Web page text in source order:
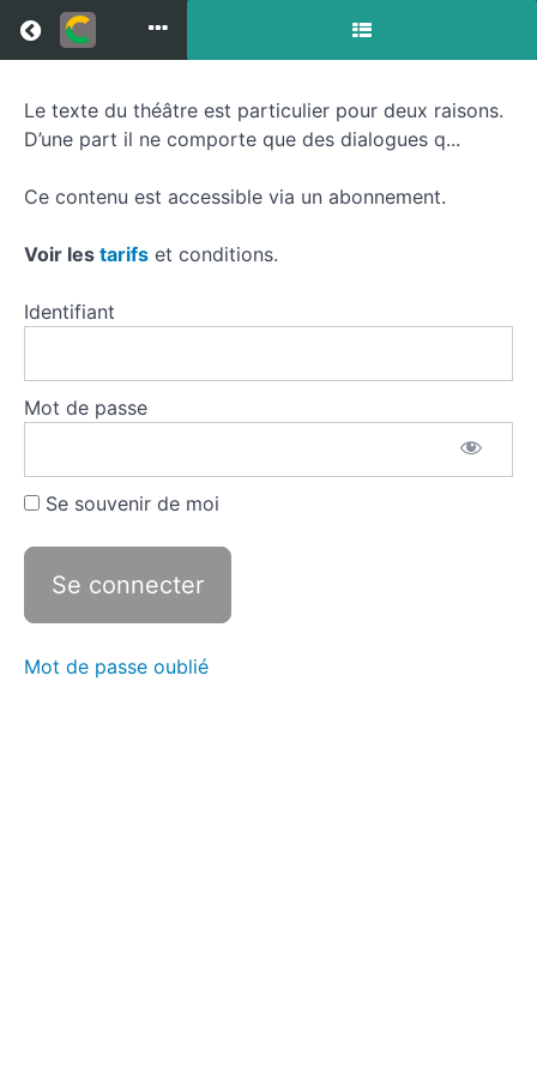
Return to all courses
Le
de
théâtre
Le texte du théâtre est particulier pour deux raisons.
D’une part il ne comporte que des dialogues q...
Ce contenu est accessible via un abonnement.
Voir les tarifs et conditions.
Identifiant
Mot de passe
Se souvenir de moi
Mot de passe oublié